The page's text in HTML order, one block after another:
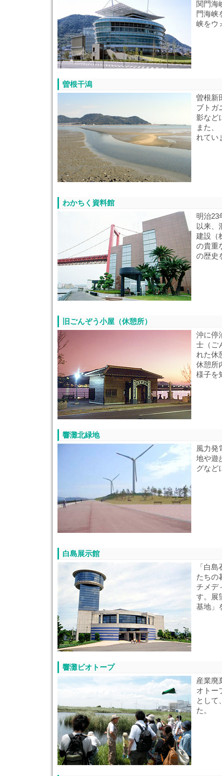
関門海
門海峡
峡をウ
曽根干潟
曽根新
ブトガ
影など
また、
れてい
わかちく資料館
明治23
以来、
建設（
の貴重
の歴史
旧ごんぞう小屋（休憩所）
沖に停
士（ご
れた休
休憩所
様子を
響灘北緑地
風力発
地や遊
グなど
白島展示館
「白
たちの
チメデ
す。展
基地」
響灘ビオトープ
産業廃
オトー
として
た。